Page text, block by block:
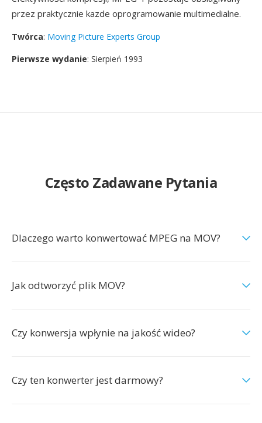
przez praktycznie kazde oprogramowanie multimedialne.
Twórca: Moving Picture Experts Group
Pierwsze wydanie: Sierpień 1993
Często Zadawane Pytania
Dlaczego warto konwertować MPEG na MOV?
Jak odtworzyć plik MOV?
Czy konwersja wpłynie na jakość wideo?
Czy ten konwerter jest darmowy?